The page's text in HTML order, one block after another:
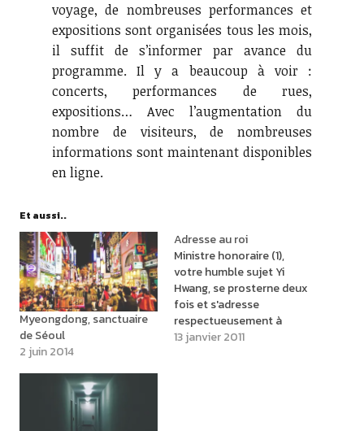
voyage, de nombreuses performances et
expositions sont organisées tous les mois,
il suffit de s’informer par avance du
programme. Il y a beaucoup à voir :
concerts, performances de rues,
expositions… Avec l’augmentation du
nombre de visiteurs, de nombreuses
informations sont maintenant disponibles
en ligne.
Et aussi..
Myeongdong, sanctuaire
de Séoul
2 juin 2014
Adresse au roi
Ministre honoraire (1),
votre humble sujet Yi
Hwang, se prosterne deux
fois et s'adresse
respectueusement à
Votre Majesté. Quand je
13 janvier 2011